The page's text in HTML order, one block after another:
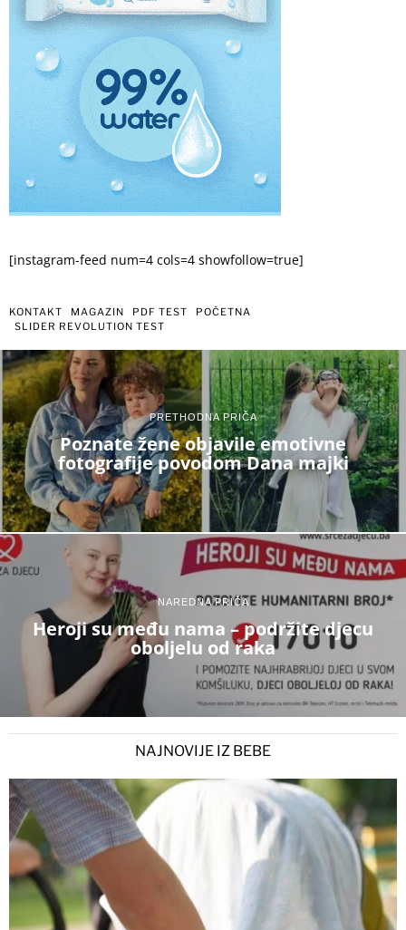
[instagram-feed num=4 cols=4 showfollow=true]
KONTAKT MAGAZIN PDF TEST
POČETNA
SLIDER REVOLUTION TEST
PRETHODNA PRIČA
Poznate žene objavile emotivne
fotografije povodom Dana majki
NAREDNA PRIČA
Heroji su među nama – podržite djecu
oboljelu od raka
NAJNOVIJE IZ BEBE